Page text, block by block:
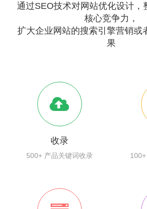
通过SEO技术对网站优化设计，
核心竞争力，
扩大企业网站的搜索引擎营销或
果
收录
500+ 产品关键词收录